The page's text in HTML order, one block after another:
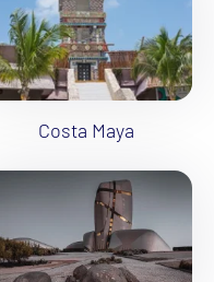
Costa Maya